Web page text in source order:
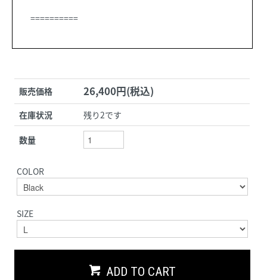
==========
販売価格 26,400円(税込)
在庫状況 残り2です
数量
COLOR
SIZE
ADD TO CART